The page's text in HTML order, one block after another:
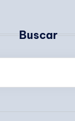
Buscar